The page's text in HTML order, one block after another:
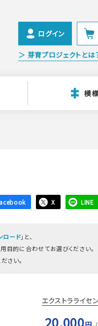
ログイン
＞ 芽育プロジェクトとは
模
X LINE
ロード」と、
用目的に合わせてお選びください。
さい。
エクストラライセ
20,000